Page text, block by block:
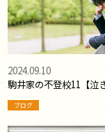
駒井家の不登校11【泣
2024.09.10
ブログ